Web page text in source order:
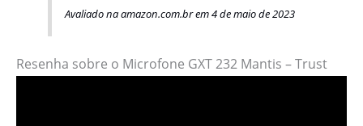
Avaliado na amazon.com.br em 4 de maio de 2023
Resenha sobre o Microfone GXT 232 Mantis – Trust